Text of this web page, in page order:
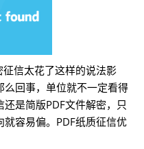
信太花了这样的说法影
回事，单位就不一定看得
是简版PDF文件解密，只
容易偏。PDF纸质征信优